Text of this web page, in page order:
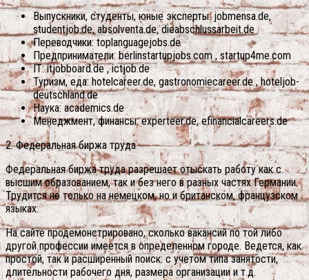
Выпускники, студенты, юные эксперты: jobmensa.de,
studentjob.de, absolventa.de, dieabschlussarbeit.de
Переводчики: toplanguagejobs.de
Предприниматели: berlinstartupjobs.com , startup4me.com
IT: itjobboard.de , ictjob.de
Туризм, еда: hotelcareer.de, gastronomiecareer.de , hoteljob-
deutschland.de
Наука: academics.de
Менеджмент, финансы: experteer.de, efinancialcareers.de
2. Федеральная биржа труда
Федеральная биржа труда разрешает отыскать работу как с
высшим образованием, так и без него в разных частях Германии.
Трудится не только на немецком, но и британском, французском
языках.
На сайте продемонстрировано, сколько вакансий по той либо
другой профессии имеется в определенном городе. Ведется, как
простой, так и расширенный поиск: с учетом типа занятости,
длительности рабочего дня, размера организации и т.д.